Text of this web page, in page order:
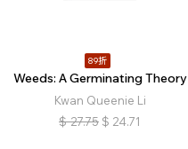
89折
Weeds: A Germinating Theory
Kwan Queenie Li
$ 27.75 $ 24.71